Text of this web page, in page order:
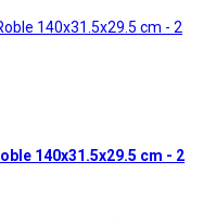
140x31.5x29.5 cm - 2